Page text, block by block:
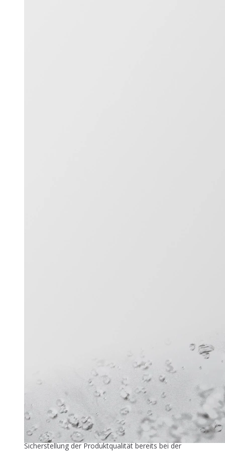
Zuver­läs­si­ge Füllstandmessung
26. Mai 2026
In der industriellen Speiseeisproduktion beginnt die
Sicherstellung der Produktqualität bereits bei der